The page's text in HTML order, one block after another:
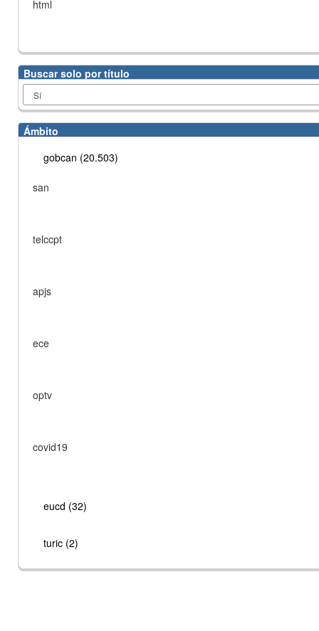
html
Buscar solo por título
Ámbito
gobcan (20.503)
san
telccpt
apjs
ece
optv
covid19
eucd (32)
turic (2)